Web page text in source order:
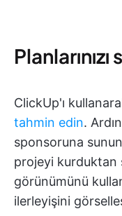
Planlarınızı
ClickUp'ı
tahmin edin.
sponsoruna
projeyi kurduktan
görünümünü
ilerleyişini